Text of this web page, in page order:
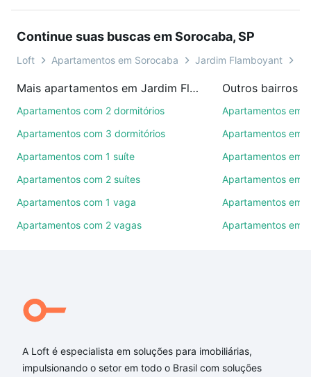
oferta ideal de Apartamentos com 2 vagas à venda
conquistar seu sonho. Agende uma visita presencial
ou por videochamada, é grátis, sem compromisso e
imobiliárias te ajudando na compra, venda ou troca
de imóveis.
Como escolher um imóvel?
Use barra de busca no topo para pesquisar por
ruas, bairros e até condomínios favoritos. Você
também pode usar os filtros como quantidade de
combinar perfeitamente com o preço, metragem e
SP ideal para você na Loft.
Qual o preço de Apartamentos com 2 vagas à
Aqui na Loft temos a oferta ideal para você, com
Continue suas buscas em Sorocaba, SP
Loft Apartamentos em Sorocaba Jardim Flamboyant
Mais apartamentos em Jardim Flamboyant
Apartamentos com 2 dormitórios
Apartamentos com 3 dormitórios
Apartamentos com 1 suíte
Apartamentos com 2 suítes
Apartamentos com 1 vaga
Apartamentos com 2 vagas
Outros bairros
Apartamentos em
Apartamentos em
Apartamentos em
Apartamentos em
Apartamentos em
Apartamentos em
A Loft é especialista em soluções para imobiliárias,
impulsionando o setor em todo o Brasil com soluções